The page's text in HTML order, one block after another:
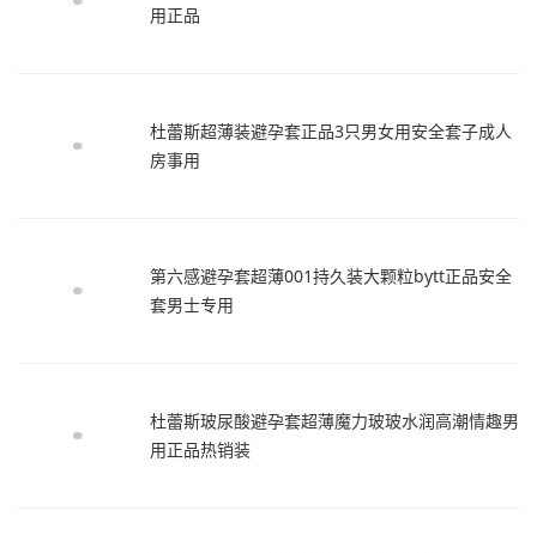
用正品
杜蕾斯超薄装避孕套正品3只男女用安全套子成人
房事用
第六感避孕套超薄001持久装大颗粒bytt正品安全
套男士专用
杜蕾斯玻尿酸避孕套超薄魔力玻玻水润高潮情趣男
用正品热销装